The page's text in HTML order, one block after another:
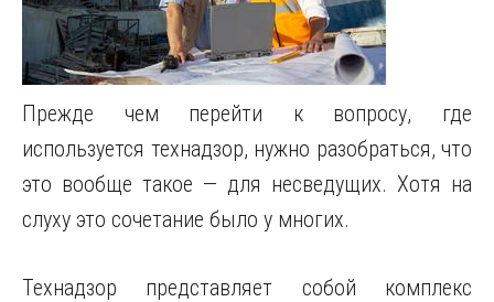
Прежде чем перейти к вопросу, где
используется технадзор, нужно разобраться, что
это вообще такое — для несведущих. Хотя на
слуху это сочетание было у многих.
Технадзор представляет собой комплекс